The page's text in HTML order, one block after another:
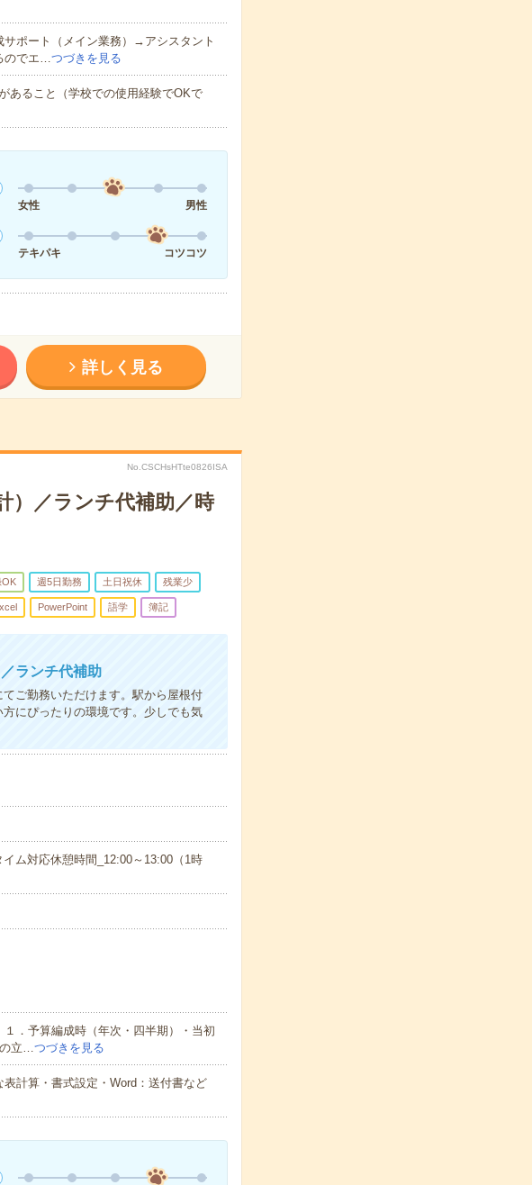
サポート（メイン業務）→アシスタント
のでエ…つづきを見る
あること（学校での使用経験でOKで
女性
男性
テキパキ
コツコツ
詳しく見る
No.CSCHsHTte0826ISA
）／ランチ代補助／時
OK 週5日勤務 土日祝休 残業少
PowerPoint 語学 簿記
ランチ代補助
ご勤務いただけます。駅から屋根付
にぴったりの環境です。少しでも気
ム対応休憩時間_12:00～13:00（1時
．予算編成時（年次・四半期）・当初
の立…つづきを見る
計算・書式設定・Word：送付書など